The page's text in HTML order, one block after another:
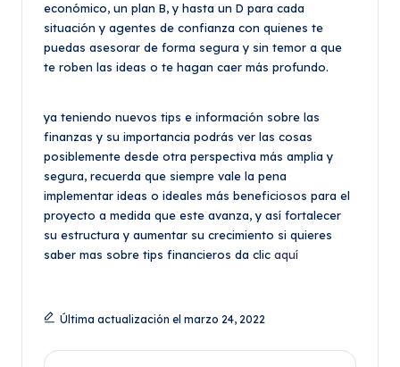
económico, un plan B, y hasta un D para cada
situación y agentes de confianza con quienes te
puedas asesorar de forma segura y sin temor a que
te roben las ideas o te hagan caer más profundo.
ya teniendo nuevos tips e información sobre las
finanzas y su importancia podrás ver las cosas
posiblemente desde otra perspectiva más amplia y
segura, recuerda que siempre vale la pena
implementar ideas o ideales más beneficiosos para el
proyecto a medida que este avanza, y así fortalecer
su estructura y aumentar su crecimiento si quieres
saber mas sobre tips financieros da clic aquí
Última actualización el marzo 24, 2022